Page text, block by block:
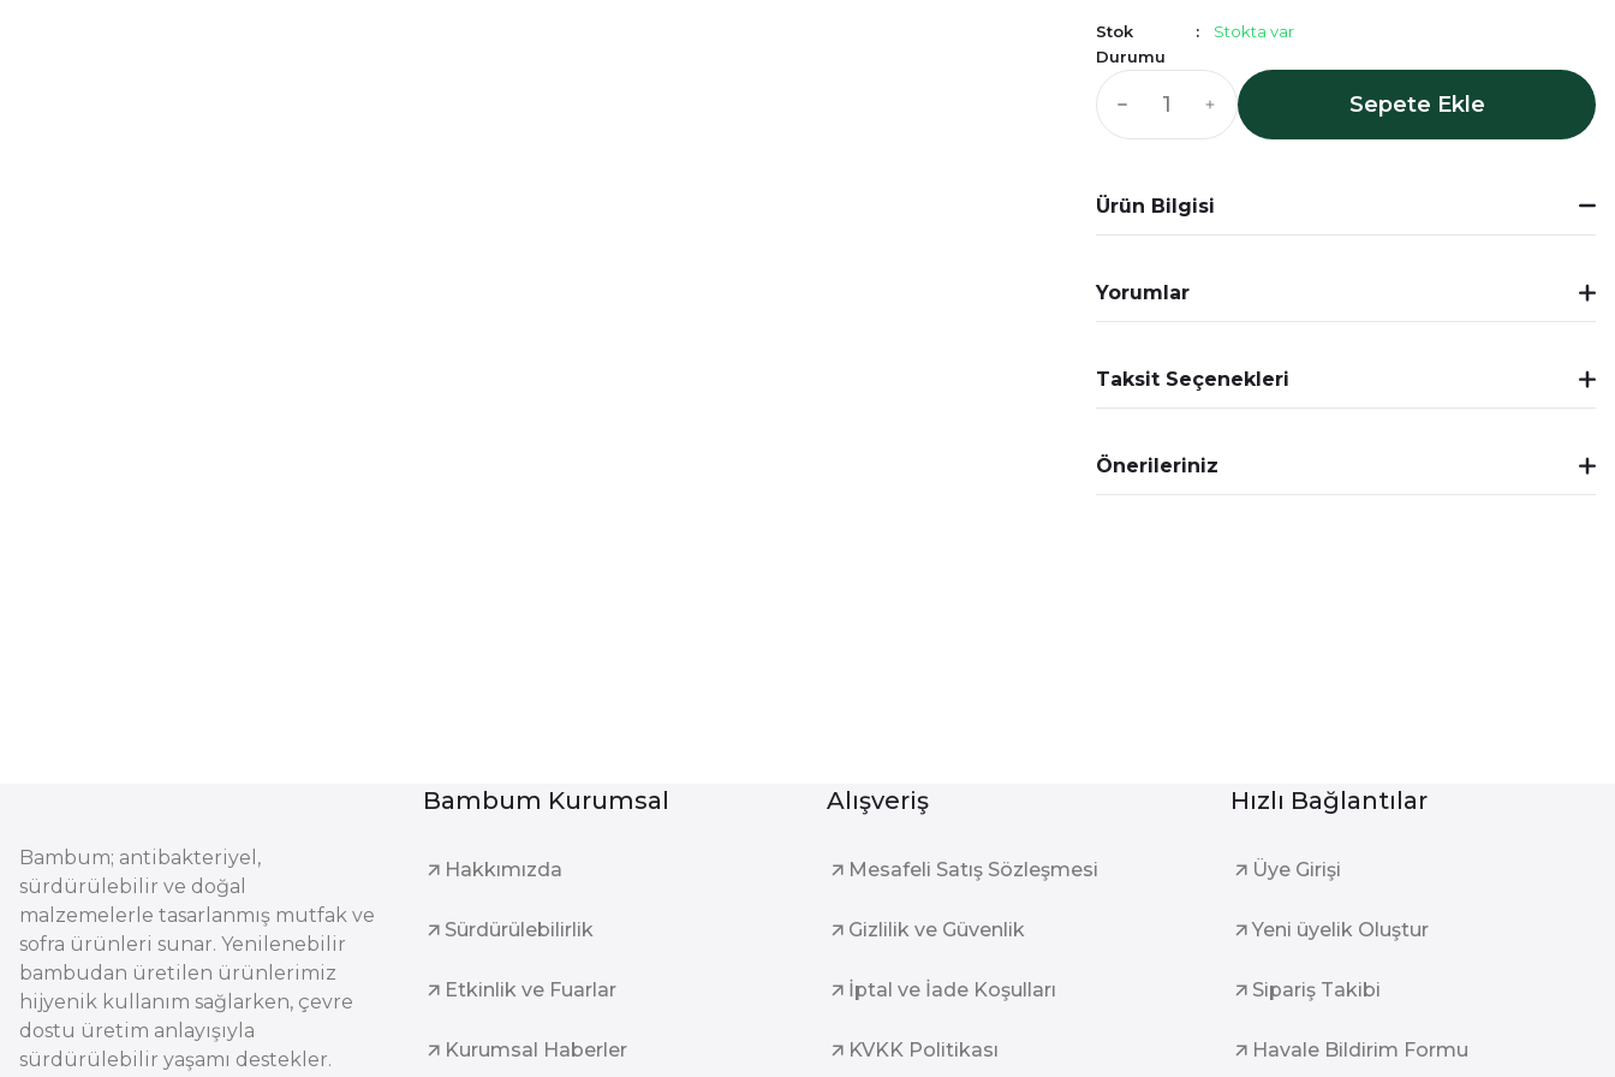
Stok
Durumu
Stokta var
Sepete Ekle
Ürün Bilgisi
Yorumlar
Taksit Seçenekleri
Önerileriniz
Bambum; antibakteriyel,
sürdürülebilir ve doğal
malzemelerle tasarlanmış mutfak ve
sofra ürünleri sunar. Yenilenebilir
bambudan üretilen ürünlerimiz
hijyenik kullanım sağlarken, çevre
dostu üretim anlayışıyla
sürdürülebilir yaşamı destekler.
Bambum Kurumsal
Hakkımızda
Sürdürülebilirlik
Etkinlik ve Fuarlar
Kurumsal Haberler
Alışveriş
Mesafeli Satış Sözleşmesi
Gizlilik ve Güvenlik
İptal ve İade Koşulları
KVKK Politikası
Hızlı Bağlantılar
Üye Girişi
Yeni üyelik Oluştur
Sipariş Takibi
Havale Bildirim Formu